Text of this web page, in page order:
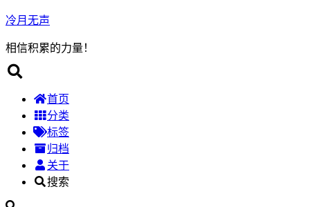
冷月无声
相信积累的力量！
首页
分类
标签
归档
关于
搜索